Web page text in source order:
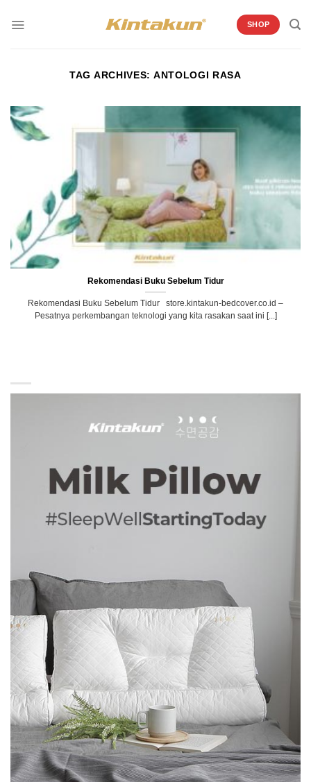
SHOP
TAG ARCHIVES: ANTOLOGI RASA
Rekomendasi Buku Sebelum Tidur
Rekomendasi Buku Sebelum Tidur store.kintakun-bedcover.co.id –
Pesatnya perkembangan teknologi yang kita rasakan saat ini [...]